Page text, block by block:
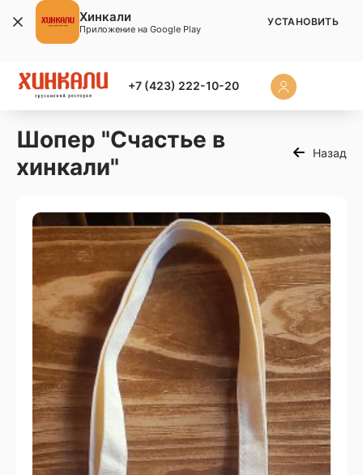
+7 (423) 222-10-20
Шопер "Счастье в
хинкали"
Назад
Хинкали
Приложение на Google Play
УСТАНОВИТЬ